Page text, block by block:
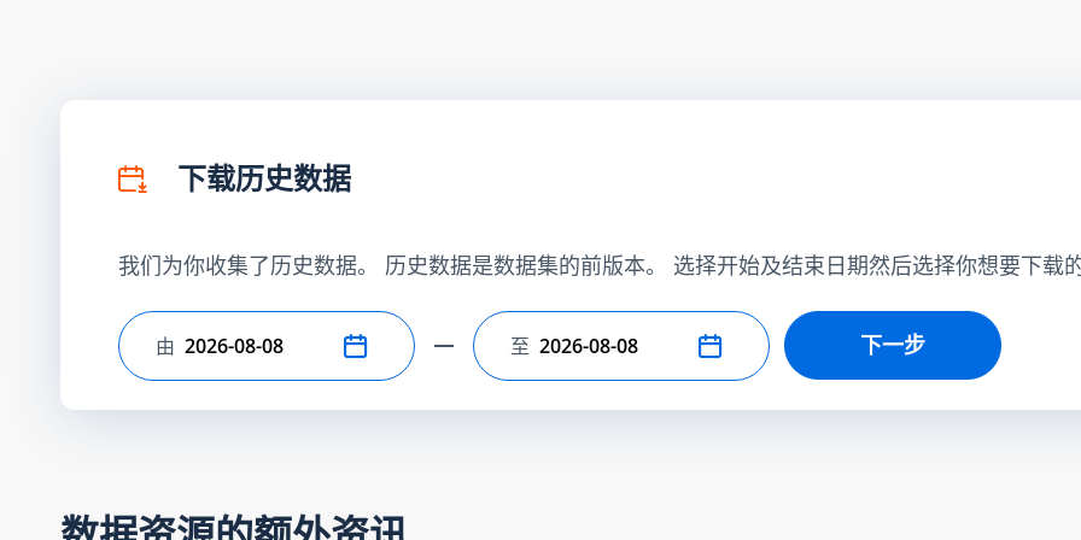
下载历史数据
我们为你收集了历史数据。 历史数据是数据集的前版本。 选择开始及结束日期然后选择你想要下载
选择开始日期
由 选择结束日期
至 下一步